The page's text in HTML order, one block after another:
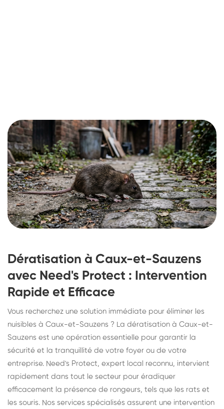
Dératisation à Caux-et-Sauzens
avec Need's Protect : Intervention
Rapide et Efficace
Vous recherchez une solution immédiate pour éliminer les
nuisibles à Caux-et-Sauzens ? La dératisation à Caux-et-
Sauzens est une opération essentielle pour garantir la
sécurité et la tranquillité de votre foyer ou de votre
entreprise. Need's Protect, expert local reconnu, intervient
rapidement dans tout le secteur pour éradiquer
efficacement la présence de rongeurs, tels que les rats et
les souris. Nos services spécialisés assurent une intervention